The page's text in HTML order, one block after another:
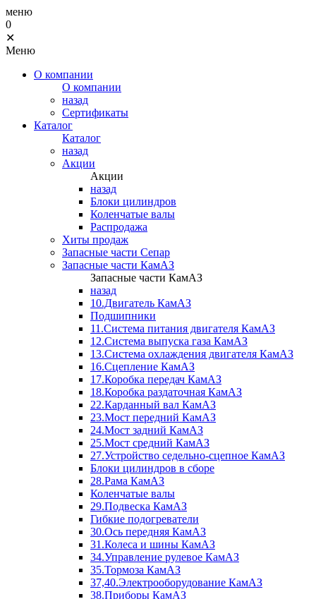
меню
0
✕
Меню
О компании
О компании
назад
Сертификаты
Каталог
Каталог
назад
Акции
Акции
назад
Блоки цилиндров
Коленчатые валы
Распродажа
Хиты продаж
Запасные части Сепар
Запасные части КамАЗ
Запасные части КамАЗ
назад
10.Двигатель КамАЗ
Подшипники
11.Система питания двигателя КамАЗ
12.Система выпуска газа КамАЗ
13.Система охлаждения двигателя КамАЗ
16.Сцепление КамАЗ
17.Коробка передач КамАЗ
18.Коробка раздаточная КамАЗ
22.Карданный вал КамАЗ
23.Мост передний КамАЗ
24.Мост задний КамАЗ
25.Мост средний КамАЗ
27.Устройство седельно-сцепное КамАЗ
Блоки цилиндров в сборе
28.Рама КамАЗ
Коленчатые валы
29.Подвеска КамАЗ
Гибкие подогреватели
30.Ось передняя КамАЗ
31.Колеса и шины КамАЗ
34.Управление рулевое КамАЗ
35.Тормоза КамАЗ
37,40.Электрооборудование КамАЗ
38.Приборы КамАЗ